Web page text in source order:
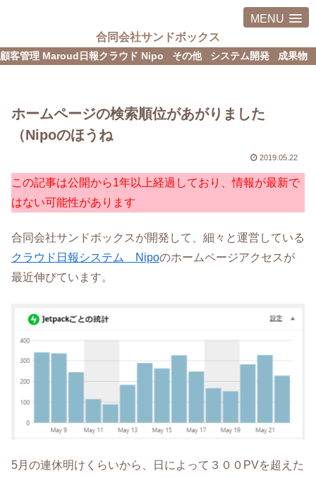
MENU
合同会社サンドボックス
顧客管理 Maroud 日報クラウド Nipo その他 システム開発 成果物
ホームページの検索順位があがりました
（Nipoのほうね
2019.05.22
この記事は公開から1年以上経過しており、情報が最新で
はない可能性があります
合同会社サンドボックスが開発して、細々と運営している
クラウド日報システム Nipoのホームページアクセスが
最近伸びています。
5月の連休明けくらいから、日によって３００PVを超えた